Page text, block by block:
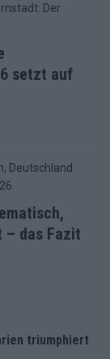
setzt auf
das Fazit
triumphiert